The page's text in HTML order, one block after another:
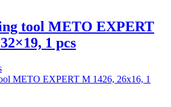
tool METO EXPERT
1 pcs